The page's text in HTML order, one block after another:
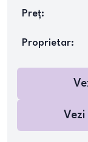
Preț:
Proprietar: